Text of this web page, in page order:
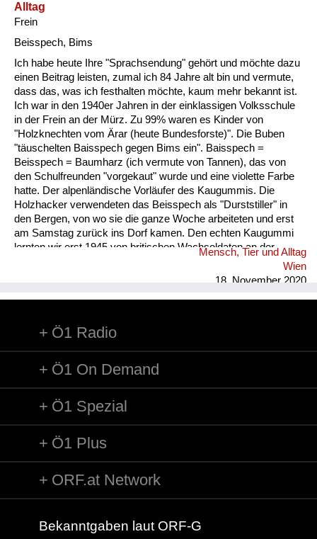
Alltag
Frein
Beisspech, Bims
Ich habe heute Ihre "Sprachsendung" gehört und möchte dazu
einen Beitrag leisten, zumal ich 84 Jahre alt bin und vermute,
dass das, was ich festhalten möchte, kaum mehr bekannt ist.
Ich war in den 1940er Jahren in der einklassigen Volksschule
in der Frein an der Mürz. Zu 99% waren es Kinder von
"Holzknechten vom Ärar (heute Bundesforste)". Die Buben
"täuschelten Baisspech gegen Bims ein". Baisspech =
Beisspech = Baumharz (ich vermute von Tannen), das von
den Schulfreunden "vorgekaut" wurde und eine violette Farbe
hatte. Der alpenländische Vorläufer des Kaugummis. Die
Holzhacker verwendeten das Beisspech als "Durststiller" in
den Bergen, von wo sie die ganze Woche arbeiteten und erst
am Samstag zurück ins Dorf kamen. Den echten Kaugummi
lernten wir erst 1945 von britischen Wachsoldaten an der
Grenze derBritischen Besatzungszone ihren Dienst versahen,
kennen. Hin und wieder bekamen wir von ihnen solchen
Mensch, Tier und Alltag
Wien
18. November 2020
Ö1 Radio
Ö1 On Demand
Ö1 Spezial
Ö1 Plus
ORF.at Network
Bekanntgaben laut ORF-G